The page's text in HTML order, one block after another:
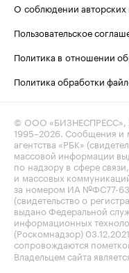
О соблюдении авторских
Пользовательское
Политика в отношении
Политика обработки
© ООО
1995–2026. Сообщения и
агентства «РБК»
массовой информации
по надзору в сфере
и массовых
за номером ИА №ФС77-
(свидетельство о
выдано Федеральной
информационных
(Роскомнадзор)
сопровождаются
Владельцем сайта